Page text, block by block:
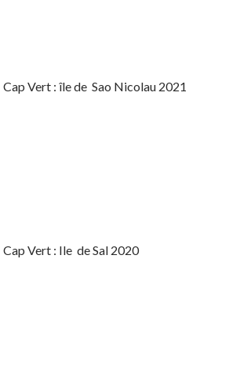
Cap Vert : île de Sao Nicolau 2021
Cap Vert : Ile de Sal 2020